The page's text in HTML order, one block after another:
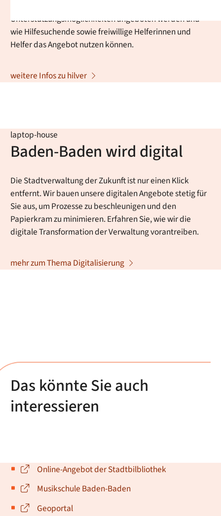
Unterstützungsmöglichkeiten angeboten werden und
wie Hilfesuchende sowie freiwillige Helferinnen und
Helfer das Angebot nutzen können.
weitere Infos zu hilver
laptop-house
Baden-Baden wird digital
Die Stadtverwaltung der Zukunft ist nur einen Klick
entfernt. Wir bauen unsere digitalen Angebote stetig für
Sie aus, um Prozesse zu beschleunigen und den
Papierkram zu minimieren. Erfahren Sie, wie wir die
digitale Transformation der Verwaltung vorantreiben.
mehr zum Thema Digitalisierung
Das könnte Sie auch
interessieren
Online-Angebot der Stadtbilbliothek
Musikschule Baden-Baden
Geoportal